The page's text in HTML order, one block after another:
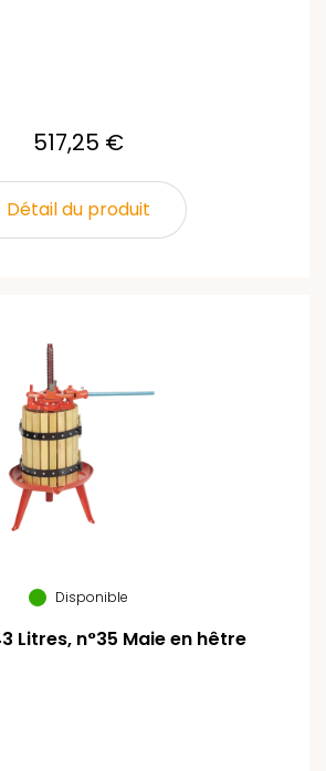
517,25 €
Détail du produit
Disponible
Litres, n°35 Maie en hêtre